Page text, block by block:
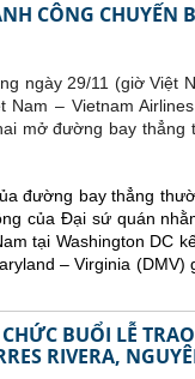
CÔNG CHUYẾN
ngày 29/11 (giờ Việt
Nam – Vietnam
mở đường bay
đường bay thẳng
của Đại sứ quán
tại Washington DC
– Virginia
BUỔI LỄ
RIVERA,